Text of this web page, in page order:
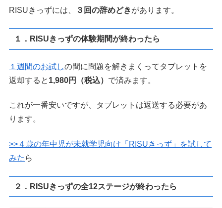
RISUきっずには、 ３回の辞めどきがあります。
１．RISUきっずの体験期間が終わったら
１週間のお試しの間に問題を解きまくってタブレットを
返却すると 1,980円（税込） で済みます。
これが一番安いですが、タブレットは返送する必要があ
ります。
>>４歳の年中児が未就学児向け「RISUきっず」を試して
みた ら
２．RISUきっずの全12ステージが終わったら